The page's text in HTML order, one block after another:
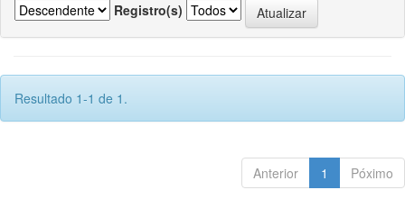
Registro(s)
Resultado 1-1 de 1.
Anterior 1 Póximo